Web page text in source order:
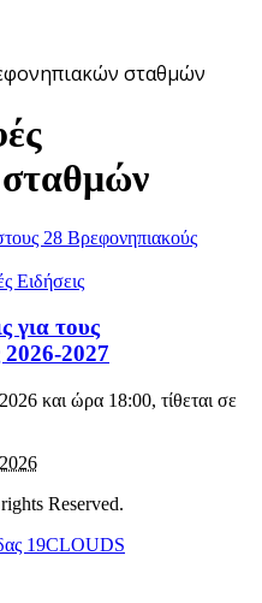
σταθμών
Ειδήσεις
για τους
2027
και ώρα 18:00, τίθεται σε
Reserved.
19CLOUDS